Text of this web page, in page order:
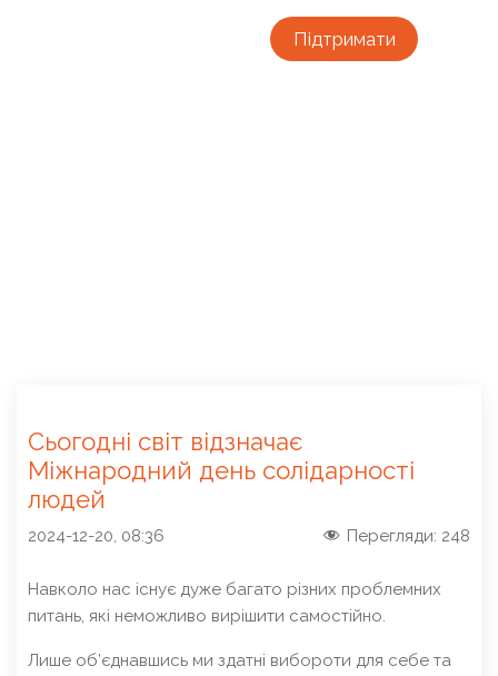
Підтримати
Сьогодні світ відзначає
Міжнародний день солідарності
людей
2024-12-20, 08:36 Перегляди: 248
Навколо нас існує дуже багато різних проблемних
питань, які неможливо вирішити самостійно.
Лише об’єднавшись ми здатні вибороти для себе та